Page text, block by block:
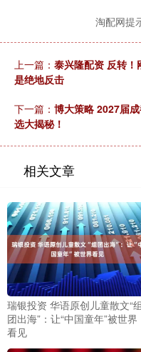
淘配网提
上一篇： 泰兴隆配资 反转！
是绝地反击
下一篇： 博大策略 2027届
选大揭秘！
相关文章
瑞银投资 华语原创儿童散文“组
团出海”：让“中国童年”被世界
看见